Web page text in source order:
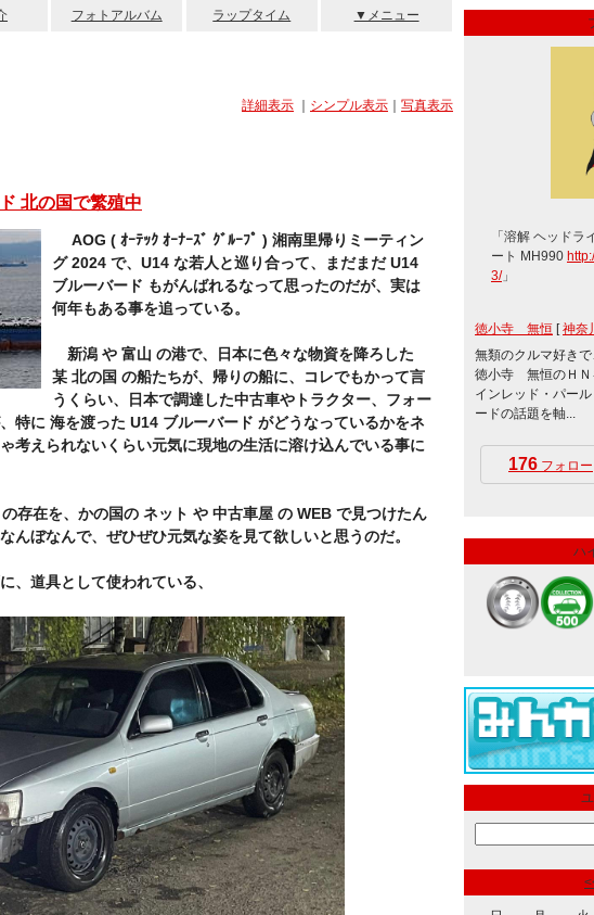
フォトアルバム ラップタイム ▼メニュー
詳細表示 シンプル表示 写真表示
北の国で繁殖中
AOG ( ｵｰﾃｯｸ ｵｰﾅｰｽﾞ ｸﾞﾙｰﾌﾟ ) 湘南里帰りミーティン
グ 2024 で、U14 な若人と巡り合って、まだまだ U14
ブルーバード もがんばれるなって思ったのだが、実は
何年もある事を追っている。
新潟 や 富山 の港で、日本に色々な物資を降ろした
某 北の国 の船たちが、帰りの船に、コレでもかって言
うくらい、日本で調達した中古車やトラクター、フォー
特に 海を渡った U14 ブルーバード がどうなっているかをネ
考えられないくらい元気に現地の生活に溶け込んでいる事に
存在を、かの国の ネット や 中古車屋 の WEB で見つけたん
んぼなんで、ぜひぜひ元気な姿を見て欲しいと思うのだ。
、道具として使われている、
「溶解 ヘッドラ
ート MH990
3/」
徳小寺 無恒 [神奈
無類のクルマ好きで
徳小寺 無恒のＨＮ
インレッド・パー
ードの話題を軸...
176 フォロー
ハ